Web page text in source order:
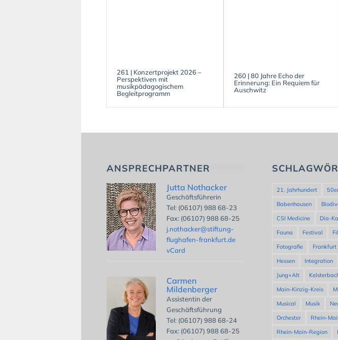
261 | Konzertprojekt 2026 –
Perspektiven mit
musikpädagogischem
Begleitprogramm
260 | 80 Jahre Echo der
Erinnerung: Ein Requiem für
Auschwitz
ANSPRECHPARTNER
Jutta Nothacker
Geschäftsführerin
Tel: (06107) 988 68-23
Fax: (06107) 988 68-25
j.nothacker@stiftung-
flughafen-frankfurt.de
vCard
Carmen
Mildenberger
Assistentin der
Geschäftsführung
Tel: (06107) 988 68-24
Fax: (06107) 988 68-25
21. Jahrhundert
Babenhausen
CSI Medicine
Dia-
Fauna
Festival
Fotografie
Frankfurt
Hessen
Integration
Jung+Alt
Main-Kinzig-Kreis
Musical
Musik
Orchester
Rhein-
Rhein-Main-Region